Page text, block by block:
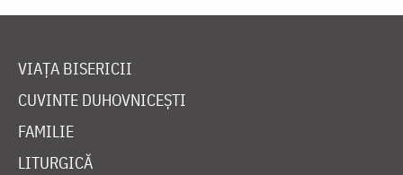
VIAȚA BISERICII
CUVINTE DUHOVNICEȘTI
FAMILIE
LITURGICĂ